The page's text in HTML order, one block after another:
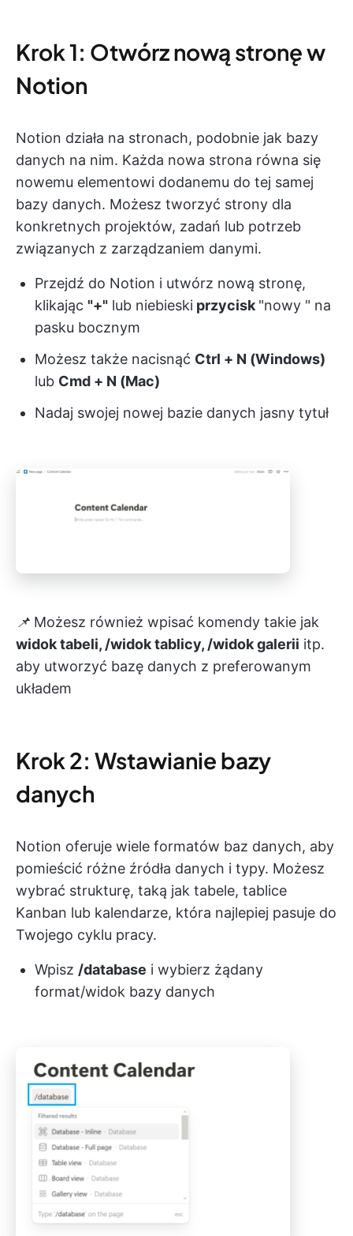
Krok 1: Otwórz nową stronę w
Notion
Notion działa na stronach, podobnie jak bazy
danych na nim. Każda nowa strona równa się
nowemu elementowi dodanemu do tej samej
bazy danych. Możesz tworzyć strony dla
konkretnych projektów, zadań lub potrzeb
związanych z zarządzaniem danymi.
Przejdź do Notion i utwórz nową stronę,
klikając "+" lub niebieski przycisk"nowy " na
pasku bocznym
Możesz także nacisnąć Ctrl + N (Windows)
lub Cmd + N (Mac)
Nadaj swojej nowej bazie danych jasny tytuł
📌 Możesz również wpisać komendy takie jak
widok tabeli, /widok tablicy, /widok galerii itp.
aby utworzyć bazę danych z preferowanym
układem
Krok 2: Wstawianie bazy
danych
Notion oferuje wiele formatów baz danych, aby
pomieścić różne źródła danych i typy. Możesz
wybrać strukturę, taką jak tabele, tablice
Kanban lub kalendarze, która najlepiej pasuje do
Twojego cyklu pracy.
Wpisz /database i wybierz żądany
format/widok bazy danych